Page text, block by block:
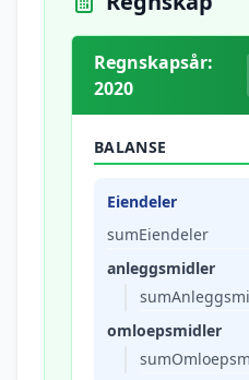
Regnskapsår:
2020
BALANSE
Eiendeler
sumEiendeler
anleggsmidler
omloepsmidler